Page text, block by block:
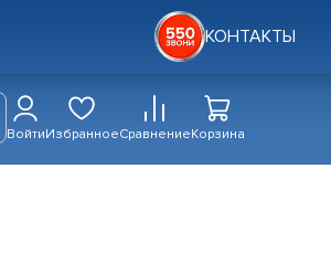
КОНТАКТЫ
ВойтиИзбранноеСравнениеКорзина